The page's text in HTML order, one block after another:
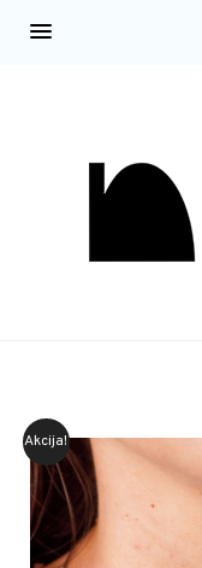
Akcija!